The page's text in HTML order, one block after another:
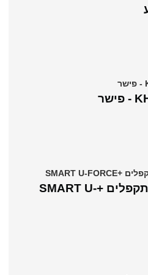
אופניים חשמליים מתקפלים +SMART U-